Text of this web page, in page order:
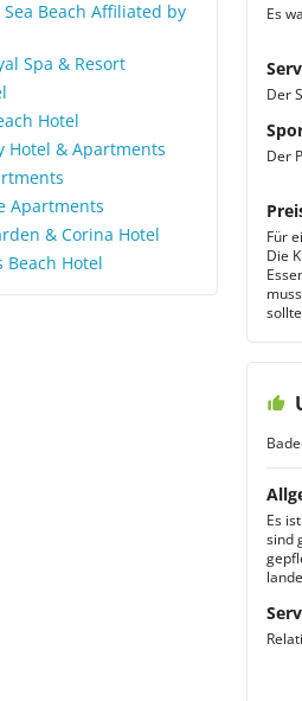
freundlich und
sprach vereinzelt
Mit der
wir
zufrieden. Die
zwar frisch
von allem war
vorhanden,
uns etwas die
Das Abendessen
überwiegend in
Beach Affiliated by
Spa & Resort
Hotel
Hotel & Apartments
Apartments
& Corina Hotel
Beach Hotel
Es
Der
Der
Für
Die
Es
sind